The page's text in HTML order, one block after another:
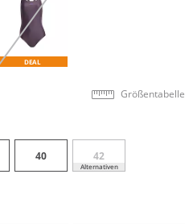
DEAL
Größentabelle
40 42
Alternativen